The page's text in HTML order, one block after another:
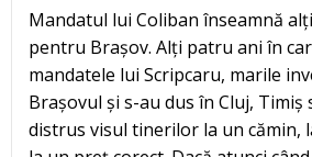
Mandatul lui Coliban înseamnă
pentru Brașov. Alți patru ani în
mandatele lui Scripcaru, marile
Brașovul și s-au dus în Cluj, Timiș
distrus visul tinerilor la un cămin,